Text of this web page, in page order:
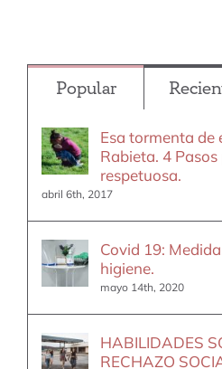
Popular
Esa tormenta de
Rabieta. 4
respetuosa.
abril 6th, 2017
Covid 19:
higiene.
mayo 14th, 2020
HABILIDADES
RECHAZO